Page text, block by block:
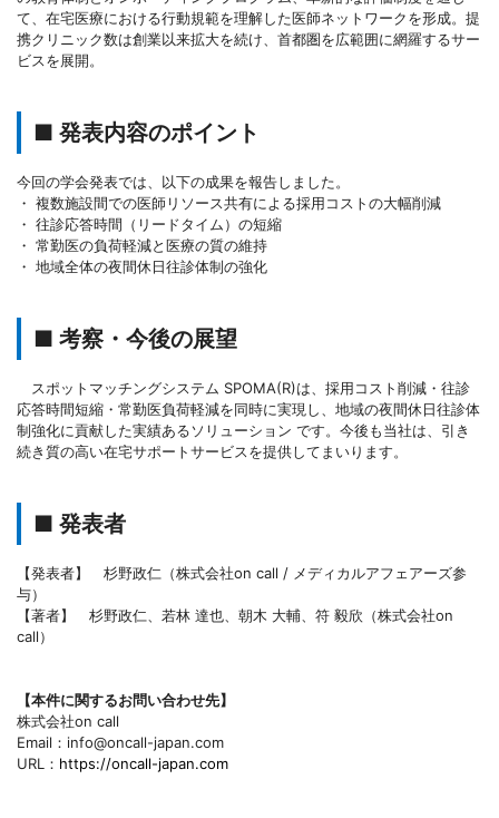
て、在宅医療における行動規範を理解した医師ネットワークを形成。提
携クリニック数は創業以来拡大を続け、首都圏を広範囲に網羅するサー
ビスを展開。
■ 発表内容のポイント
今回の学会発表では、以下の成果を報告しました。
・ 複数施設間での医師リソース共有による採用コストの大幅削減
・ 往診応答時間（リードタイム）の短縮
・ 常勤医の負荷軽減と医療の質の維持
・ 地域全体の夜間休日往診体制の強化
■ 考察・今後の展望
スポットマッチングシステム SPOMA(R)は、採用コスト削減・往診
応答時間短縮・常勤医負荷軽減を同時に実現し、地域の夜間休日往診体
制強化に貢献した実績あるソリューション です。今後も当社は、引き
続き質の高い在宅サポートサービスを提供してまいります。
■ 発表者
【発表者】 杉野政仁（株式会社on call / メディカルアフェアーズ参
与）
【著者】 杉野政仁、若林 達也、朝木 大輔、符 毅欣（株式会社on
call）
【本件に関するお問い合わせ先】
株式会社on call
Email：info@oncall-japan.com
URL： https://oncall-japan.com